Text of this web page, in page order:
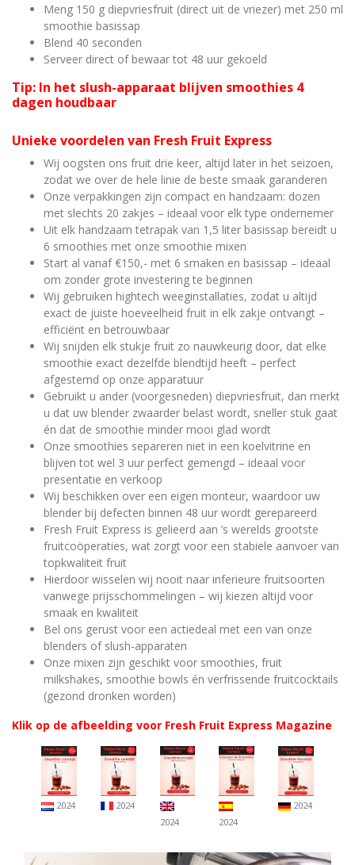
Meng 150 g diepvriesfruit (direct uit de vriezer) met 250 ml
smoothie basissap
Blend 40 seconden
Serveer direct of bewaar tot 48 uur gekoeld
Tip: In het slush-apparaat blijven smoothies 4
dagen houdbaar
Unieke voordelen van Fresh Fruit Express
Wij oogsten ons fruit drie keer, altijd later in het seizoen,
zodat we over de hele linie de beste smaak garanderen
Onze verpakkingen zijn compact en handzaam: dozen
met slechts 20 zakjes – ideaal voor elk type ondernemer
Uit elk handzaam tetrapak van 1,5 liter basissap bereidt u
6 smoothies met onze smoothie mixen
Start al vanaf €150,- met 6 smaken en basissap – ideaal
om zonder grote investering te beginnen
Wij gebruiken hightech weeginstallaties, zodat u altijd
exact de juiste hoeveelheid fruit in elk zakje ontvangt –
efficiënt en betrouwbaar
Wij snijden elk stukje fruit zo nauwkeurig door, dat elke
smoothie exact dezelfde blendtijd heeft – perfect
afgestemd op onze apparatuur
Gebruikt u ander (voorgesneden) diepvriesfruit, dan merkt
u dat uw blender zwaarder belast wordt, sneller stuk gaat
én dat de smoothie minder mooi glad wordt
Onze smoothies separeren niet in een koelvitrine en
blijven tot wel 3 uur perfect gemengd – ideaal voor
presentatie en verkoop
Wij beschikken over een eigen monteur, waardoor uw
blender bij defecten binnen 48 uur wordt gerepareerd
Fresh Fruit Express is gelieerd aan ’s werelds grootste
fruitcoöperaties, wat zorgt voor een stabiele aanvoer van
topkwaliteit fruit
Hierdoor wisselen wij nooit naar inferieure fruitsoorten
vanwege prijsschommelingen – wij kiezen altijd voor
smaak en kwaliteit
Bel ons gerust voor een actiedeal met een van onze
blenders of slush-apparaten
Onze mixen zijn geschikt voor smoothies, fruit
milkshakes, smoothie bowls én verfrissende fruitcocktails
(gezond dronken worden)
Klik op de afbeelding voor Fresh Fruit Express Magazine
2024
2024
2024
2024
2024